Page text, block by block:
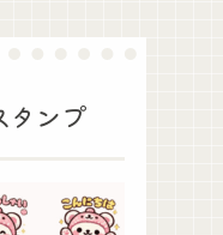
タンプ